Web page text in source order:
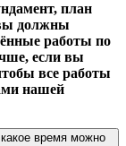
план
должны
работы по
если вы
все работы
нашей
время можно